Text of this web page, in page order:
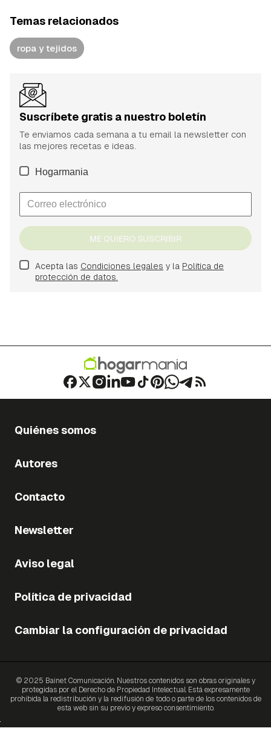
Temas relacionados
ropa y tejidos
Suscríbete gratis a nuestro boletín
Te enviamos cada semana a tu email la newsletter con
las mejores recetas e ideas.
Hogarmania
ME QUIERO SUSCRIBIR
Acepta las Condiciones legales y la Política de
protección de datos.
Quiénes somos
Autores
Contacto
Newsletter
Aviso legal
Política de privacidad
Cambiar la configuración de privacidad
© 2025 Bainet Comunicación. Nuestros contenidos son obras originales y
protegidas por el Derecho de Propiedad Intelectual. Está expresamente
prohibida la redistribución y la redifusión de todo o parte de los contenidos de
esta web sin su previo y expreso consentimiento.